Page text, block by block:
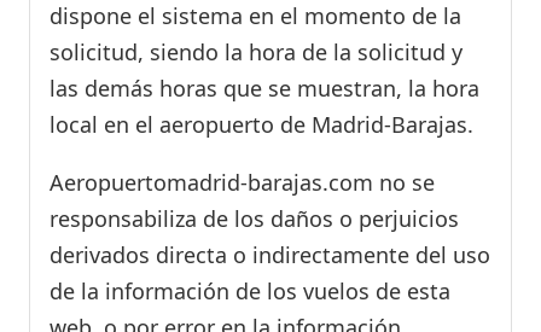
dispone el sistema en el momento de la
solicitud, siendo la hora de la solicitud y
las demás horas que se muestran, la hora
local en el aeropuerto de Madrid-Barajas.
Aeropuertomadrid-barajas.com no se
responsabiliza de los daños o perjuicios
derivados directa o indirectamente del uso
de la información de los vuelos de esta